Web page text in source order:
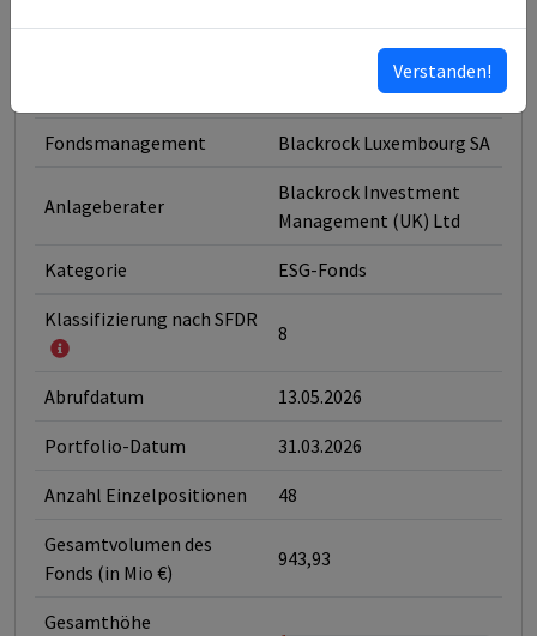
ISINs ausklappen
Fondsmanagement Blackrock Luxembourg SA
Anlageberater
Blackrock Investment
Management (UK) Ltd
Kategorie ESG-Fonds
Klassifizierung nach SFDR
8
Abrufdatum 13.05.2026
Portfolio-Datum 31.03.2026
Anzahl Einzelpositionen 48
Gesamtvolumen des
Fonds (in Mio €)
943,93
Gesamthöhe
Verstanden!